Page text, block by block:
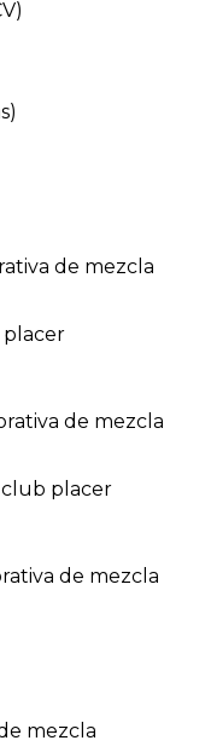
de mezcla
placer
de mezcla
club placer
de mezcla
mezcla